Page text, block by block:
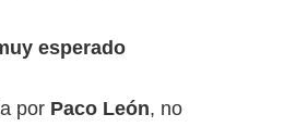
esperado
por Paco León, no